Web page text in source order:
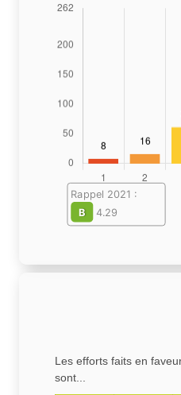
Rappel 2021 :
B
4.29
Les efforts faits en
sont...